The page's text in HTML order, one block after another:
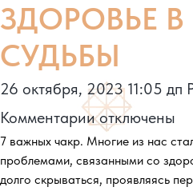
МАТРИЦА
СУДЬБЫ
ЗДОРОВЬЕ
СУДЬБЫ
26 октября, 2023 11:05 дп
Комментариик
записи
ЗДОРОВЬЕ
отключены
7 важных чакр. Многие из нас
проблемами, связанными со
долго скрываться, проявляясь